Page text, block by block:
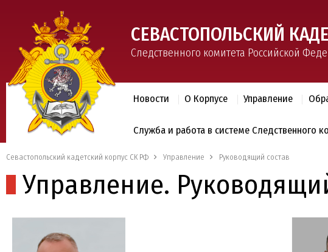
СЕВАСТОПОЛЬСКИЙ
Следственного комитета Российской
Новости О Корпусе Управление
Служба и работа в системе Следственного
Севастопольский кадетский корпус СК РФ Управление Руководящий состав
Управление.